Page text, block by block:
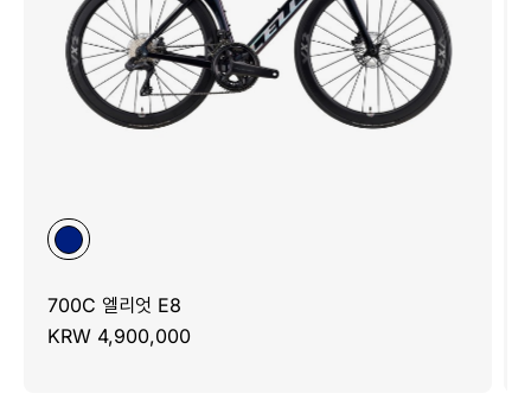
700C 엘리엇 E8
KRW 4,900,000